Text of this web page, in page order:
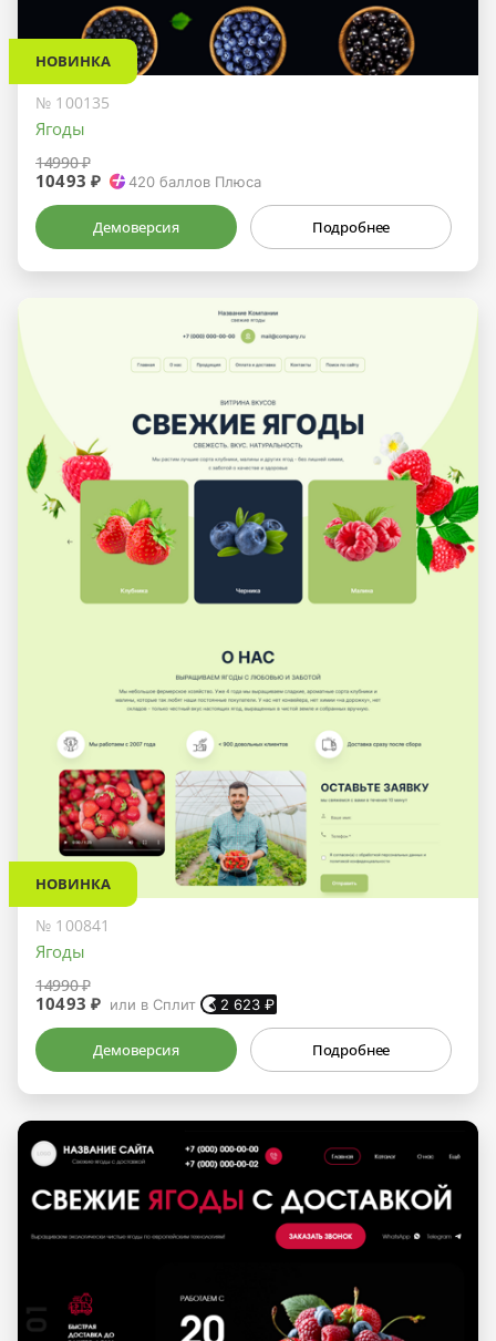
НОВИНКА
№ 100135
Ягоды
14990 ₽
10493 ₽ 420 баллов Плюса
Демоверсия Подробнее
НОВИНКА
№ 100841
Ягоды
14990 ₽
10493 ₽ или в Сплит 2 623 ₽
Демоверсия Подробнее